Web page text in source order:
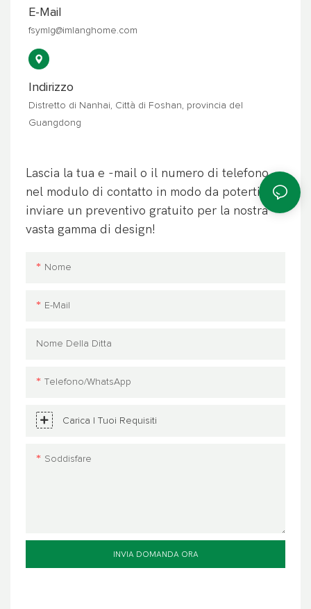
E-Mail
fsymlg@imlanghome.com
Indirizzo
Distretto di Nanhai, Città di Foshan, provincia del
Guangdong
Lascia la tua e -mail o il numero di telefono
nel modulo di contatto in modo da poterti
inviare un preventivo gratuito per la nostra
vasta gamma di design!
Nome
E-Mail
Nome Della Ditta
Telefono/WhatsApp
Carica I Tuoi Requisiti
Soddisfare
INVIA DOMANDA ORA